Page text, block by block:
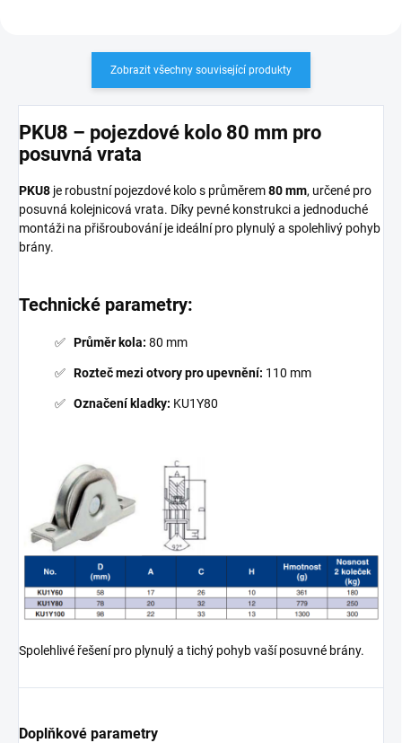
Zobrazit všechny související produkty
PKU8 – pojezdové kolo 80 mm pro
posuvná vrata
PKU8 je robustní pojezdové kolo s průměrem80 mm, určené pro
posuvná kolejnicová vrata. Díky pevné konstrukci a jednoduché
montáži na přišroubování je ideální pro plynulý a spolehlivý pohyb
brány.
Technické parametry:
Průměr kola: 80 mm
Rozteč mezi otvory pro upevnění: 110 mm
Označení kladky: KU1Y80
Spolehlivé řešení pro plynulý a tichý pohyb vaší posuvné brány.
Doplňkové parametry